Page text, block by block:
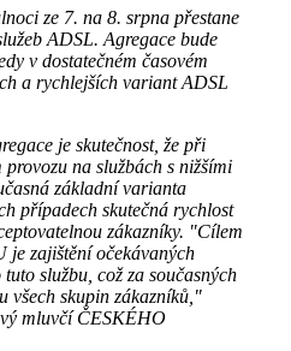
ze 7. na 8. srpna přestane
ADSL. Agregace bude
v dostatečném časovém
a rychlejších variant ADSL
je skutečnost, že při
na službách s nižšími
základní varianta
případech skutečná rychlost
zákazníky. "Cílem
zajištění očekávaných
službu, což za současných
všech skupin zákazníků,"
mluvčí ČESKÉHO